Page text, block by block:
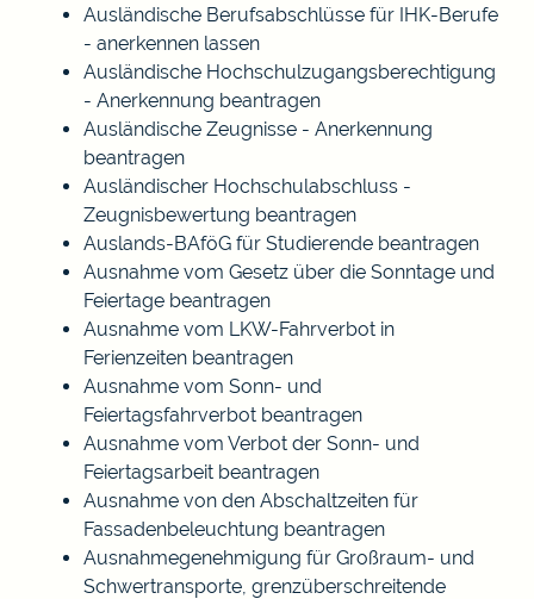
Ausländische Berufsabschlüsse für IHK-Berufe
- anerkennen lassen
Ausländische Hochschulzugangsberechtigung
- Anerkennung beantragen
Ausländische Zeugnisse - Anerkennung
beantragen
Ausländischer Hochschulabschluss -
Zeugnisbewertung beantragen
Auslands-BAföG für Studierende beantragen
Ausnahme vom Gesetz über die Sonntage und
Feiertage beantragen
Ausnahme vom LKW-Fahrverbot in
Ferienzeiten beantragen
Ausnahme vom Sonn- und
Feiertagsfahrverbot beantragen
Ausnahme vom Verbot der Sonn- und
Feiertagsarbeit beantragen
Ausnahme von den Abschaltzeiten für
Fassadenbeleuchtung beantragen
Ausnahmegenehmigung für Großraum- und
Schwertransporte, grenzüberschreitende